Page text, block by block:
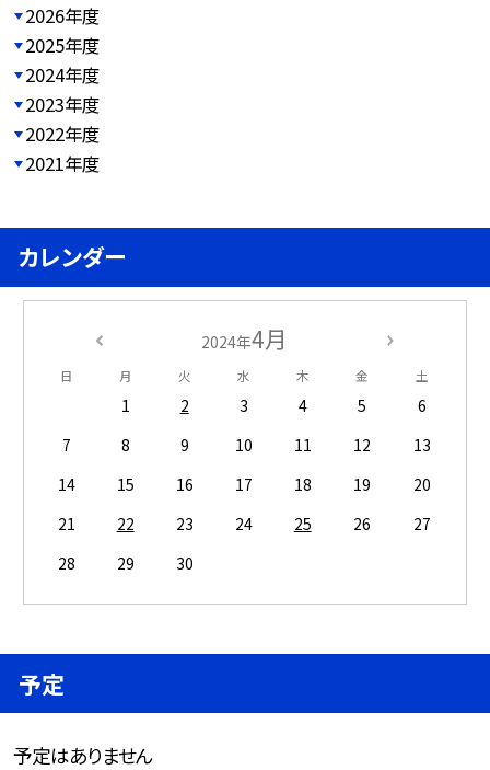
2026年度
2025年度
2024年度
2023年度
2022年度
2021年度
カレンダー
2024年4月
日 月 火 水 木 金 土
1 2 3 4 5
6
7
8 9 10 11 12
13
14
15 16 17 18 19
20
21
22 23 24 25 26
27
28
29 30
予定
予定はありません